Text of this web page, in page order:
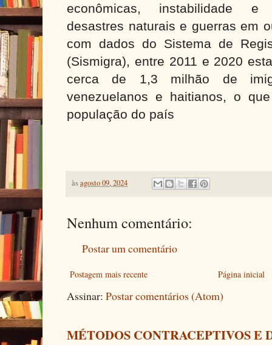
econômicas, instabilidade e
desastres naturais e guerras em
com dados do Sistema de
(Sismigra), entre 2011 e 2020
cerca de 1,3 milhão de
venezuelanos e haitianos, o
população do país
àsagosto 09, 2024
Nenhum comentário:
Postar um comentário
Postagem mais recente Página inicial
Assinar: Postar comentários (Atom)
MÉTODOS CONTRACEPTIVOS E